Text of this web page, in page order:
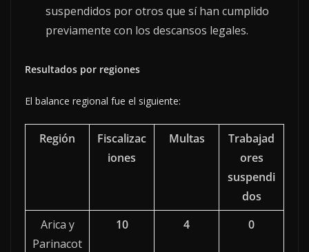
suspendidos por otros que sí han cumplido
previamente con los descansos legales.
Resultados por regiones
El balance regional fue el siguiente:
Región
Fiscalizac
iones
Multas
Trabajad
ores
suspendi
dos
Arica y
Parinacot
10 4 0